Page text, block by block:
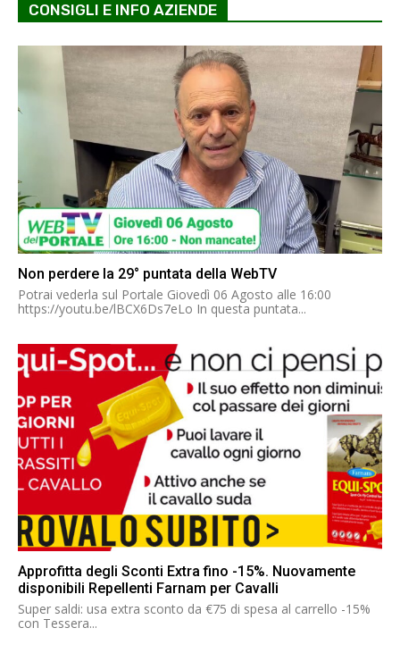
CONSIGLI E INFO AZIENDE
Non perdere la 29° puntata della WebTV
Potrai vederla sul Portale Giovedì 06 Agosto alle 16:00
https://youtu.be/lBCX6Ds7eLo In questa puntata...
Approfitta degli Sconti Extra fino -15%. Nuovamente
disponibili Repellenti Farnam per Cavalli
Super saldi: usa extra sconto da €75 di spesa al carrello -15%
con Tessera...